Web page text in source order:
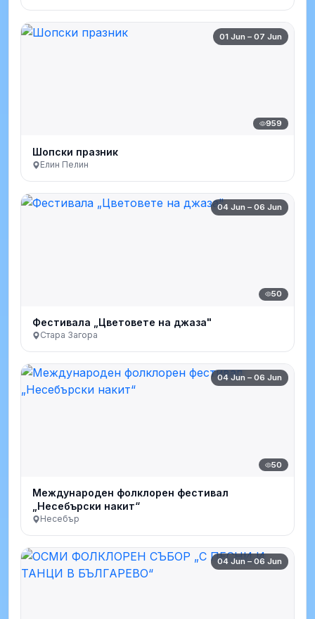
01 Jun – 07 Jun
959
Шопски празник
Елин Пелин
04 Jun – 06 Jun
50
Фестивала „Цветовете на джаза"
Стара Загора
04 Jun – 06 Jun
50
Международен фолклорен фестивал
„Несебърски накит“
Несебър
04 Jun – 06 Jun